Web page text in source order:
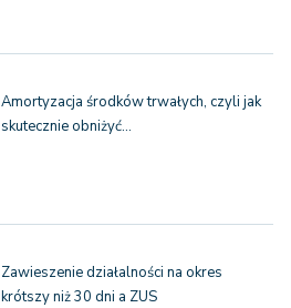
Amortyzacja środków trwałych, czyli jak
skutecznie obniżyć…
Zawieszenie działalności na okres
krótszy niż 30 dni a ZUS